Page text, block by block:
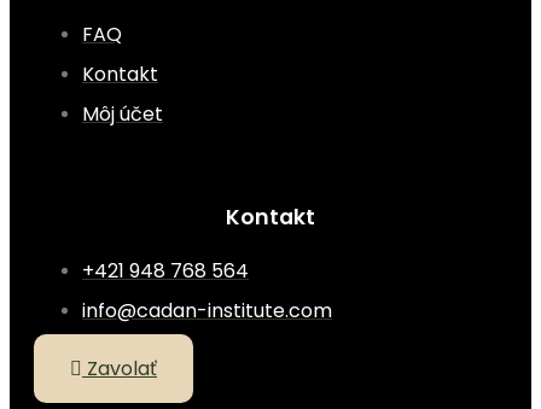
FAQ
Kontakt
Môj účet
Kontakt
+421 948 768 564
info@cadan-institute.com
Zavolať